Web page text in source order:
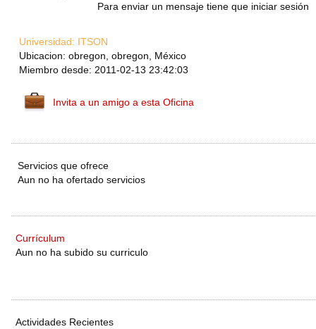
Para enviar un mensaje tiene que iniciar sesión
Universidad: ITSON
Ubicacion: obregon, obregon, México
Miembro desde: 2011-02-13 23:42:03
Invita a un amigo a esta Oficina
Servicios que ofrece
Aun no ha ofertado servicios
Currículum
Aun no ha subido su curriculo
Actividades Recientes